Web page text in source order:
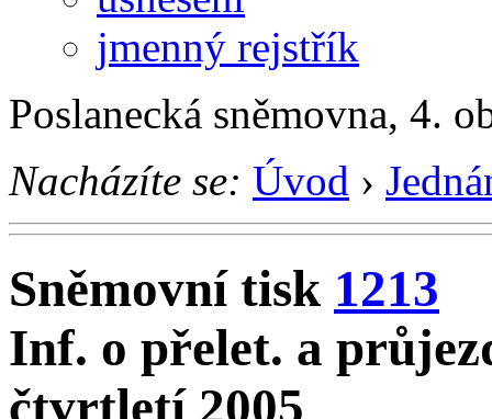
jmenný rejstřík
Poslanecká sněmovna, 4.
Nacházíte se: Úvod ›
Sněmovní tisk 1213
Inf. o přelet. a
čtvrtletí 2005